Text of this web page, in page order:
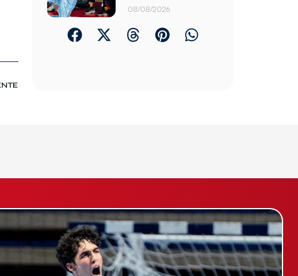
08/08/2026